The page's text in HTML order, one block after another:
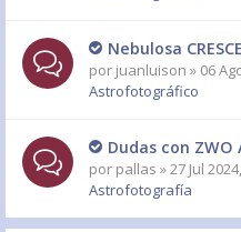
Nebulosa
por juanluison » 06
Astrofotográfico
Dudas con ZWO
por pallas » 27 Jul
Astrofotografía